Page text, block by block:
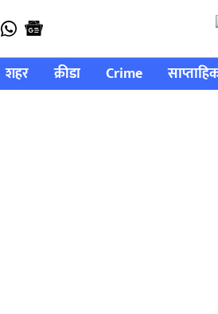
शहर क्रीडा Crime